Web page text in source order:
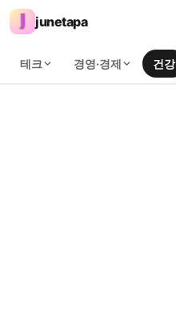
junetapa
테크 경영·경제 건강